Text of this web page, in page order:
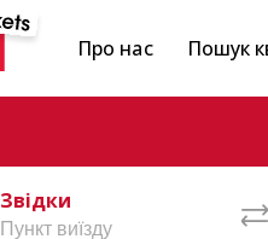
Про нас Пошук
Звідки